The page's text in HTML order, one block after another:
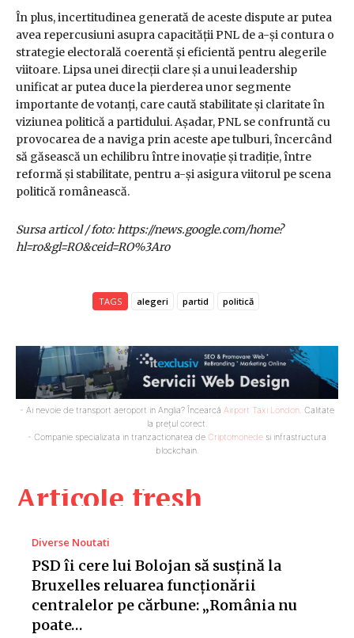
Articole fresh
Diverse Noutati
PSD îi cere lui Bolojan să susțină la
Bruxelles reluarea funcționării
centralelor pe cărbune: „România nu
poate…
În plus, incertitudinea generată de aceste dispute ar putea
avea repercusiuni asupra capacității PNL de a-și contura o
strategie electorală coerentă și eficientă pentru alegerile
viitoare. Lipsa unei direcții clare și a unui leadership
unificat ar putea duce la pierderea unor segmente
importante de votanți, care caută stabilitate și claritate în
viziunea politică a partidului. Așadar, PNL se confruntă cu
provocarea de a naviga prin aceste ape tulburi, încercând
să găsească un echilibru între inovație și tradiție, între
reformă și stabilitate, pentru a-și asigura viitorul pe scena
politică românească.
Sursa articol / foto: https://news.google.com/home?
hl=ro&gl=RO&ceid=RO%3Aro
TAGS alegeri partid politică
- Ai nevoie de transport aeroport in Anglia? Încearcă Airport Taxi London. Calitate
la prețul corect.
- Companie specializata in tranzactionarea de Criptomonede si infrastructura
blockchain.